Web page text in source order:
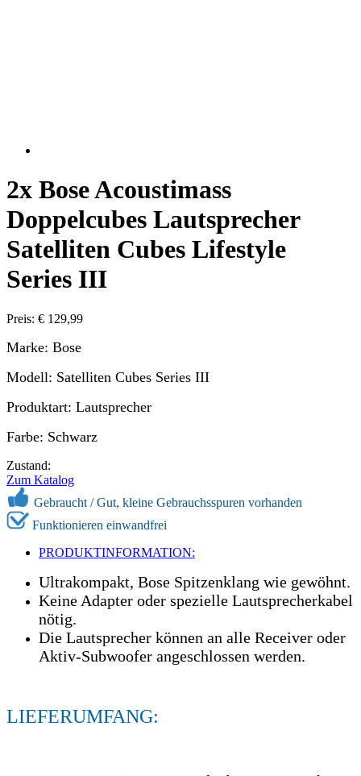
2x Bose Acoustimass
Doppelcubes Lautsprecher
Satelliten Cubes Lifestyle
Series III
Preis: € 129,99
Marke: Bose
Modell: Satelliten Cubes Series III
Produktart: Lautsprecher
Farbe: Schwarz
Zustand:
Zum Katalog
Gebraucht /Gut, kleine Gebrauchsspuren vorhanden
Funktionieren einwandfrei
PRODUKTINFORMATION:
Ultrakompakt, Bose Spitzenklang wie gewöhnt.
Keine Adapter oder spezielle Lautsprecherkabel
nötig.
Die Lautsprecher können an alle Receiver oder
Aktiv-Subwoofer angeschlossen werden.
LIEFERUMFANG: